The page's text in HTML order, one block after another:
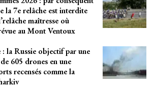
la 7e relâche est interdite
maîtresse où
au Mont Ventoux
la Russie objectif par une
605 drones en une
recensés comme la